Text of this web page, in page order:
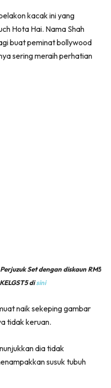
kacak ini yang
Hota Hai. Nama Shah
buat peminat bollywood
sering meraih perhatian
Set dengan diskaun RM5
disini
naik sekeping gambar
tidak keruan.
dia tidak
susuk tubuh